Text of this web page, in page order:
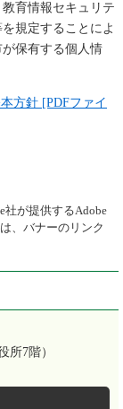
育情報セキュリテ
規定することによ
保有する個人情
方針 [PDFファイ
社が提供するAdobe
、バナーのリンク
所7階）